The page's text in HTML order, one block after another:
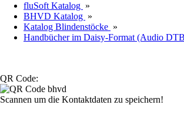
fluSoft Katalog »
BHVD Katalog »
Katalog Blindenstöcke »
Handbücher im Daisy-Format (Audio
QR Code:
Scannen um die Kontaktdaten zu speichern!